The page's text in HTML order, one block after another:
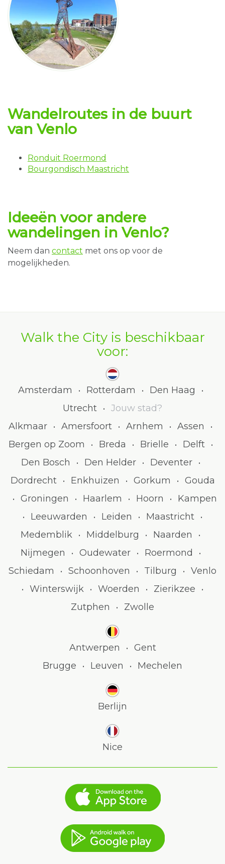
Wandelroutes in de buurt
van Venlo
Ronduit Roermond
Bourgondisch Maastricht
Ideeën voor andere
wandelingen in Venlo?
Neem dan contact met ons op voor de
mogelijkheden.
Walk the City is beschikbaar
voor:
Amsterdam • Rotterdam • Den Haag •
Utrecht •
Jouw stad?
Alkmaar
• Amersfoort • Arnhem • Assen •
Bergen op Zoom • Breda • Brielle • Delft •
Den Bosch • Den Helder • Deventer •
Dordrecht • Enkhuizen • Gorkum • Gouda
• Groningen • Haarlem • Hoorn • Kampen
• Leeuwarden • Leiden • Maastricht •
Medemblik • Middelburg • Naarden •
Nijmegen • Oudewater • Roermond •
Schiedam • Schoonhoven • Tilburg • Venlo
• Winterswijk • Woerden • Zierikzee •
Zutphen • Zwolle
Antwerpen •
Gent
Brugge
• Leuven • Mechelen
Berlijn
Nice